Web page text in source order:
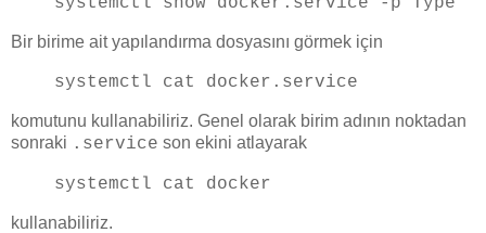
Bir birime ait yapılandırma dosyasını görmek için
systemctl cat docker.service
komutunu kullanabiliriz. Genel olarak birim adının noktadan
sonraki .service son ekini atlayarak
systemctl cat docker
kullanabiliriz.